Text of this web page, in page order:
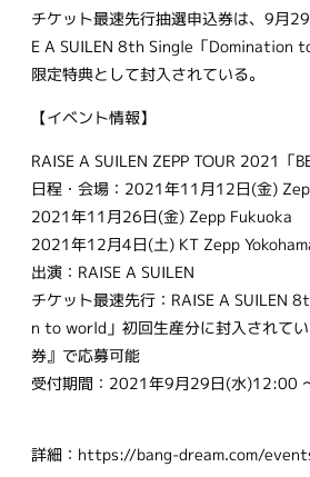
チケット最速先行抽選申込券は、9月
E A SUILEN 8th Single「Domination
限定特典として封入されている。
【イベント情報】
RAISE A SUILEN ZEPP TOUR 2021「
日程・会場：2021年11月12日(金)
2021年11月26日(金) Zepp Fukuoka
2021年12月4日(土) KT Zepp
出演：RAISE A SUILEN
チケット最速先行：RAISE A SUILEN
n to world」初回生産分に封入されて
券』で応募可能
受付期間：2021年9月29日(水)12:00
詳細：https://bang-dream.com/